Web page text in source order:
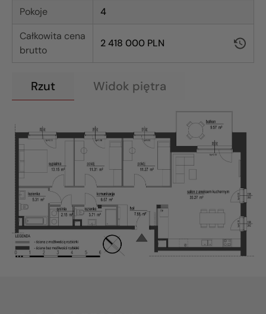
Pokoje
4
Całkowita cena
brutto
2 418 000 PLN
Rzut Widok piętra